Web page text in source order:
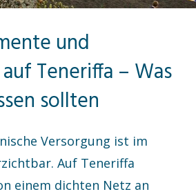
und
Teneriffa – Was
sollten
Versorgung ist im
Auf Teneriffa
einem dichten Netz an